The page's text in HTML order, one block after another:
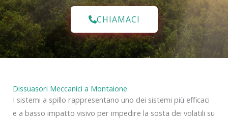
CHIAMACI
Dissuasori Meccanici a Montaione
I sistemi a spillo rappresentano uno dei sistemi più efficaci
e a basso impatto visivo per impedire la sosta dei volatili su